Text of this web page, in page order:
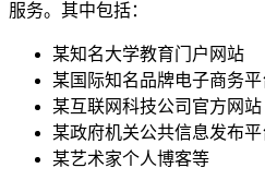
服务。其中包括：
某知名大学教育门户网站
某国际知名品牌电子商务平
某互联网科技公司官方网站
某政府机关公共信息发布平
某艺术家个人博客等